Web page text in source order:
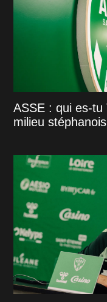
ASSE : qui es-tu
milieu